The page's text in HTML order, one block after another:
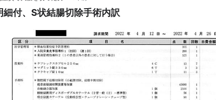
細付、S状結腸切除手術内訳